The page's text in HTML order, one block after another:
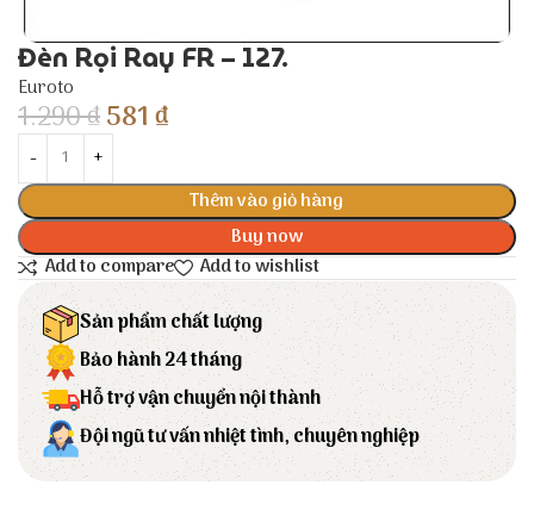
Đèn Rọi Ray FR – 127.
Euroto
1.290₫581₫
Thêm vào giỏ hàng
Buy now
Add to compare
Add to wishlist
Sản phẩm chất lượng
Bảo hành 24 tháng
Hỗ trợ vận chuyển nội thành
Đội ngũ tư vấn nhiệt tình, chuyên nghiệp